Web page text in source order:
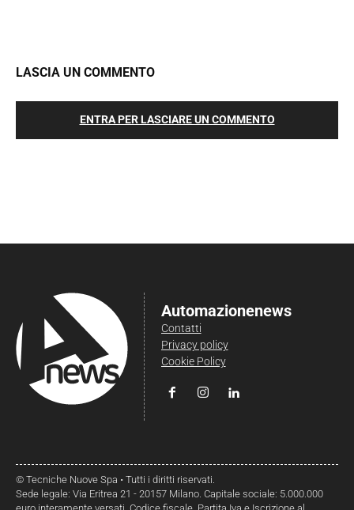
LASCIA UN COMMENTO
ENTRA PER LASCIARE UN COMMENTO
Automazionenews
Contatti
Privacy policy
Cookie Policy
© Tecniche Nuove Spa • Tutti i diritti riservati.
Sede legale: Via Eritrea 21 - 20157 Milano. Capitale sociale: 5.000.000